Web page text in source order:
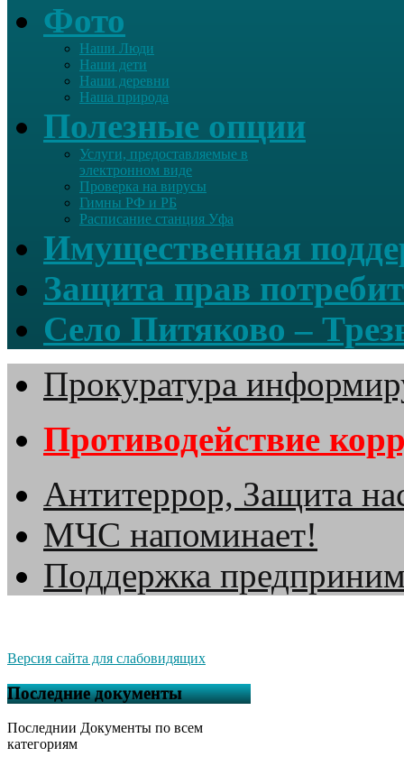
Фото
Наши Люди
Наши дети
Наши деревни
Наша природа
Полезные опции
Услуги, предоставляемые в
электронном виде
Проверка на вирусы
Гимны РФ и РБ
Расписание станция Уфа
Имущественная
Защита прав
Село Питяково –
Прокуратура
Противодействие
Антитеррор, Защита
МЧС напоминает!
Поддержка
Версия сайта для слабовидящих
Последние документы
Последнии Документы по всем
категориям